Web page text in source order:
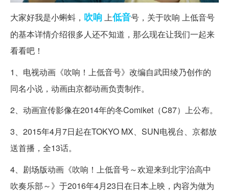
大家好我是小蝌蚪， 吹响上低音号，关于吹响 上低音号
的基本详情介绍很多人还不知道，那么现在让我们一起来
看看吧！
1、电视动画《吹响！上低音号》改编自武田绫乃创作的
同名小说，动画由京都动画负责制作。
2、动画宣传影像在2014年的冬Comiket（C87）上公布。
3、2015年4月7日起在TOKYO MX、SUN电视台、京都放
送首播，全13话。
4、剧场版动画《吹响！上低音号～欢迎来到北宇治高中
吹奏乐部～》于2016年4月23日在日本上映，内容为做为